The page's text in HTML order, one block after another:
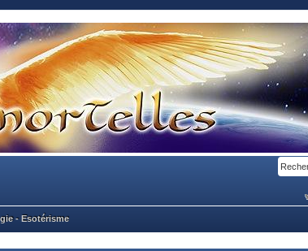
- Esotérisme